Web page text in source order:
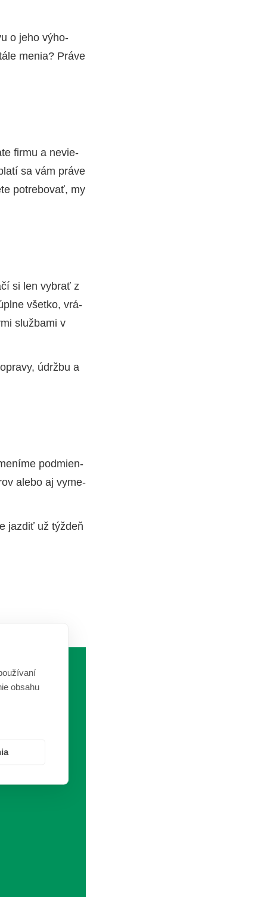
obsahu
o jeho výho­
menia? Prá­ve
fir­mu a nevie­
sa vám prá­ve
potre­bo­vať, my
si len vybrať z
všet­ko, vrá­
služ­ba­mi v
údrž­bu a
pod­mien­
ale­bo aj vyme­
jaz­diť už týž­deň